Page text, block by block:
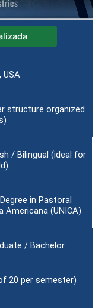
structure organized
/ Bilingual (ideal for
in Pastoral
Americana (UNICA)
/ Bachelor
20 per semester)